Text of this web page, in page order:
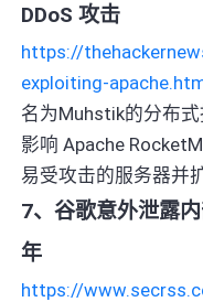
DDoS 攻击
https://
exploiting-
名为Muhstik的分布
影响 Apache
易受攻击的服务器并
7、谷歌意外泄露
年
https://